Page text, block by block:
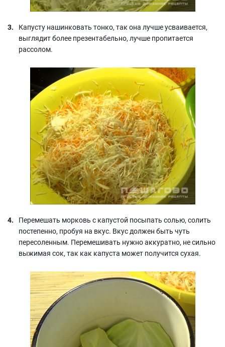
Капусту нашинковать тонко, так она лучше усваивается,
выглядит более презентабельно, лучше пропитается
рассолом.
Перемешать морковь с капустой посыпать солью, солить
постепенно, пробуя на вкус. Вкус должен быть чуть
пересоленным. Перемешивать нужно аккуратно, не сильно
выжимая сок, так как капуста может получится сухая.